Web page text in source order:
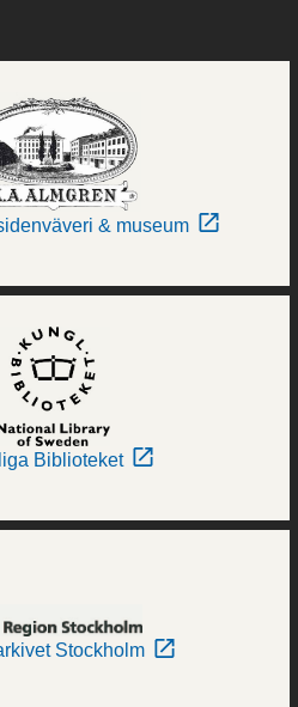
& museum
Biblioteket
Stockholm